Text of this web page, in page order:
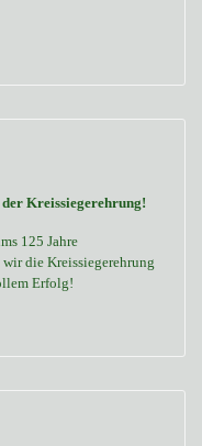
Kreissiegerehrung!
125 Jahre
die Kreissiegerehrung
Erfolg!